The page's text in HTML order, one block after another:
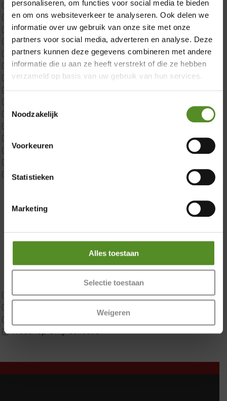
personaliseren, om functies voor social media te bieden
en om ons websiteverkeer te analyseren. Ook delen we
informatie over uw gebruik van onze site met onze
partners voor social media, adverteren en analyse. Deze
partners kunnen deze gegevens combineren met andere
informatie die u aan ze heeft verstrekt of die ze hebben
verzameld op basis van uw gebruik van hun services.
Toestemmingsselectie
Noodzakelijk
Voorkeuren
Statistieken
Marketing
Alles toestaan
Selectie toestaan
Weigeren
2x p650 1pers
Custom
CustomBoxspring
ErkendMatras 1 Pers
ErkendMatras 2 Pers
ErkendMatras twijfelaar product
Matrassen
p350 2 Pers
P650 25cm Tweepersoons een kern aanpasbaar
Toppers
2 personen
Twijfelaar
Latex
Tweepersoons 1 kern
Webshop Only Collectie
Vrijdag 12:00 – 17:00